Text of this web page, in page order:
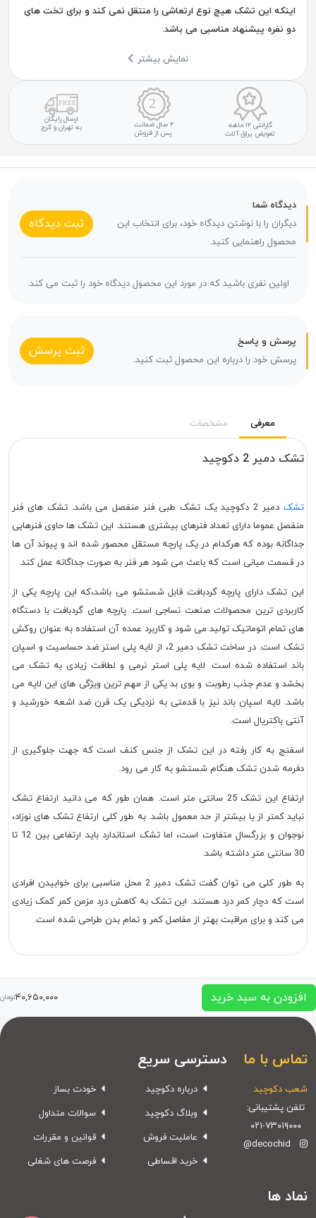
اینکه این تشک هیچ نوع ارتعاشی را منتقل نمی کند و برای تخت های
دو نفره پیشنهاد مناسبی می باشد.
نمایش بیشتر
گارانتی ۱۲ ماهه
تعویض یراق آلات
۲ سال ضمانت
پس از فروش
ارسال رایگان
به تهران و کرج
دیدگاه شما
دیگران را با نوشتن دیدگاه خود، برای انتخاب این
محصول راهنمایی کنید.
ثبت دیدگاه
اولین نفری باشید که در مورد این محصول دیدگاه خود را ثبت می کند.
پرسش و پاسخ
پرسش خود را درباره این محصول ثبت کنید.
ثبت پرسش
معرفی مشخصات
تشک دمیر 2 دکوچید
تشک
دمیر 2 دکوچید یک تشک طبی فنر منفصل می باشد. تشک های فنر
منفصل عموما دارای تعداد فنرهای بیشتری هستند. این تشک ها حاوی فنرهایی
جداگانه بوده که هرکدام در یک پارچه مستقل محصور شده اند و پیوند آن ها
در قسمت میانی است که باعث می شود هر فنر به صورت جداگانه عمل کند.
این تشک دارای پارچه گردبافت قابل شستشو می باشد،که این پارچه یکی از
کاربردی ترین محصولات صنعت نساجی است. پارچه های گردبافت با دستگاه
های تمام اتوماتیک تولید می شود و کاربرد عمده آن استفاده به عنوان روکش
تشک است. در ساخت تشک دمیر 2، از لایه پلی استر ضد حساسیت و اسپان
باند استفاده شده است. لایه پلی استر نرمی و لطافت زیادی به تشک می
بخشد و عدم جذب رطوبت و بوی بد یکی از مهم ترین ویژگی های این لایه می
باشد. لایه اسپان باند نیز با قدمتی به نزدیکی یک قرن ضد اشعه خورشید و
آنتی باکتریال است.
اسفنج به کار رفته در این تشک از جنس کنف است که جهت جلوگیری از
دفرمه شدن تشک هنگام شستشو به کار می رود.
ارتفاع این تشک 25 سانتی متر است. همان طور که می دانید ارتفاع تشک
نباید کمتر از یا بیشتر از حد معمول باشد. به طور کلی ارتفاع تشک های نوزاد،
نوجوان و بزرگسال متفاوت است، اما تشک استاندارد باید ارتفاعی بین 12 تا
30 سانتی متر داشته باشد.
به طور کلی می توان گفت تشک دمیر 2 محل مناسبی برای خوابیدن افرادی
است که دچار کمر درد هستند. این تشک به کاهش درد مزمن کمر کمک زیادی
می کند و برای مراقبت بهتر از مفاصل کمر و تمام بدن طراحی شده است.
افزودن به سبد خرید ۴۰,۶۵۰,۰۰۰تومان
تماس با ما
شعب دکوچید
تلفن پشتیبانی:
۰۲۱-۷۳۰۱۹۰۰۰
@decochid
دسترسی سریع
درباره دکوچید
وبلاگ دکوچید
عاملیت فروش
خرید اقساطی
خودت بساز
سوالات متداول
قوانین و مقررات
فرصت های شغلی
نماد ها